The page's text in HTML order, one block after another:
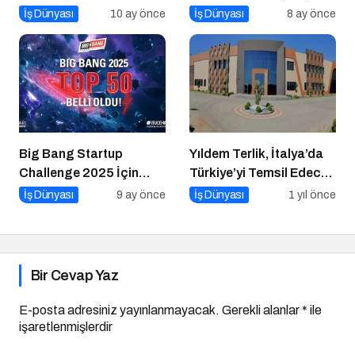
İş Dünyası 10 ay önce
Tasarımı İçin 10 Altın
İş Dünyası 8 ay önce
Big Bang Startup
Challenge 2025 İçin
Geri Sayım Başladı
İş Dünyası 9 ay önce
Yıldem Terlik, İtalya’da
Türkiye’yi Temsil Edecek
Gaziantepli yerli üretici,
İş Dünyası 1 yıl önce
Bir Cevap Yaz
E-posta adresiniz yayınlanmayacak. Gerekli alanlar* ile
işaretlenmişlerdir